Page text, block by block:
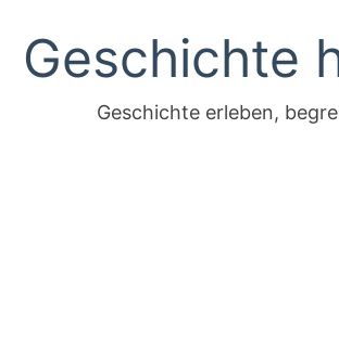
Geschichte
Geschichte erleben,